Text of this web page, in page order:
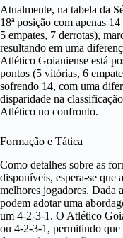
Atualmente, na tabela da
18ª posição com apenas
5 empates, 7 derrotas),
resultando em uma
Atlético Goianiense está
pontos (5 vitórias, 6
sofrendo 14, com uma
disparidade na
Atlético no confronto.
Formação e Tática
Como detalhes sobre as
disponíveis, espera-se que
melhores jogadores. Dada
podem adotar uma
um 4-2-3-1. O Atlético
ou 4-2-3-1, permitindo que